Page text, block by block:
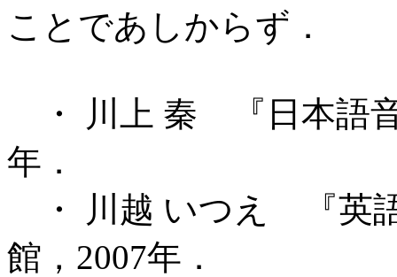
ことであしからず．
・ 川上 秦 『日本語
年．
・ 川越 いつえ 『英
館，2007年．